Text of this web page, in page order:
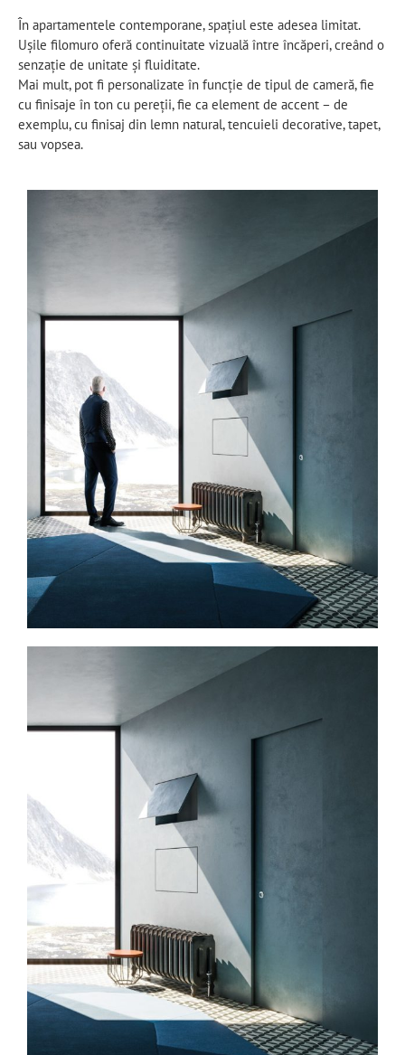
În apartamentele contemporane, spațiul este adesea limitat.
Ușile filomuro oferă continuitate vizuală între încăperi, creând o
senzație de unitate și fluiditate.
Mai mult, pot fi personalizate în funcție de tipul de cameră, fie
cu finisaje în ton cu pereții, fie ca element de accent – de
exemplu, cu finisaj din lemn natural, tencuieli decorative, tapet,
sau vopsea.